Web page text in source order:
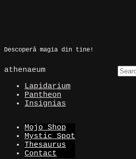
Descoperă magia din tine!
athenaeum
Lapidarium
Pantheon
Insignias
Mojo Shop
Mystic Spot
Thesaurus
Contact